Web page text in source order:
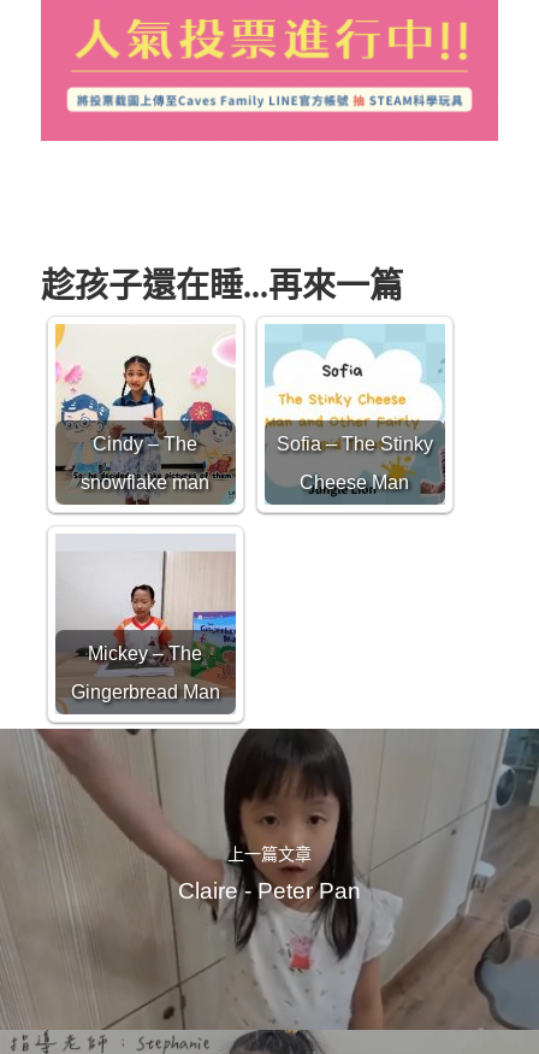
趁孩子還在睡...再來一篇
Cindy – The
snowflake man
Sofia – The Stinky
Cheese Man
Mickey – The
Gingerbread Man
上一篇文章
Claire - Peter Pan